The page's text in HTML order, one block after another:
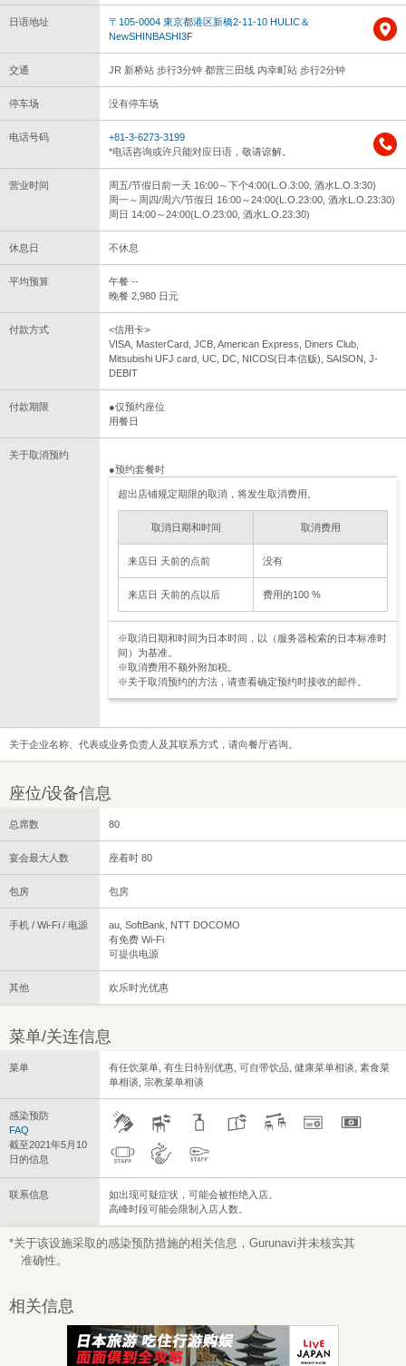
日语地址
〒105-0004 東京都港区新橋2-11-10 HULIC＆
NewSHINBASHI3F
交通 JR 新桥站 步行3分钟 都营三田线 内幸町站 步行2分钟
停车场 没有停车场
电话号码
+81-3-6273-3199
*电话咨询或许只能对应日语，敬请谅解。
营业时间
周五/节假日前一天 16:00～下个4:00(L.O.3:00, 酒水L.O.3:30)
周一～周四/周六/节假日 16:00～24:00(L.O.23:00, 酒水L.O.23:30)
周日 14:00～24:00(L.O.23:00, 酒水L.O.23:30)
休息日 不休息
平均预算
午餐 --
晚餐 2,980 日元
付款方式
<信用卡>
VISA, MasterCard, JCB, American Express, Diners Club,
Mitsubishi UFJ card, UC, DC, NICOS(日本信贩), SAISON, J-
DEBIT
付款期限
●仅预约座位
用餐日
关于取消预约
●预约套餐时
超出店铺规定期限的取消，将发生取消费用。
取消日期和时间 取消费用
来店日 天前的点前 没有
来店日 天前的点以后 费用的100 %
※取消日期和时间为日本时间，以（服务器检索的日本标准时
间）为基准。
※取消费用不额外附加税。
※关于取消预约的方法，请查看确定预约时接收的邮件。
关于企业名称、代表或业务负责人及其联系方式，请向餐厅咨询。
座位/设备信息
总席数 80
宴会最大人数 座着时 80
包房 包房
手机 / Wi-Fi / 电源
au, SoftBank, NTT DOCOMO
有免费 Wi-Fi
可提供电源
其他 欢乐时光优惠
菜单/关连信息
菜单
有任饮菜单, 有生日特别优惠, 可自带饮品, 健康菜单相谈, 素食菜
单相谈, 宗教菜单相谈
感染预防
FAQ
截至2021年5月10
日的信息
联系信息
如出现可疑症状，可能会被拒绝入店。
高峰时段可能会限制入店人数。
*关于该设施采取的感染预防措施的相关信息，Gurunavi并未核实其
准确性。
相关信息